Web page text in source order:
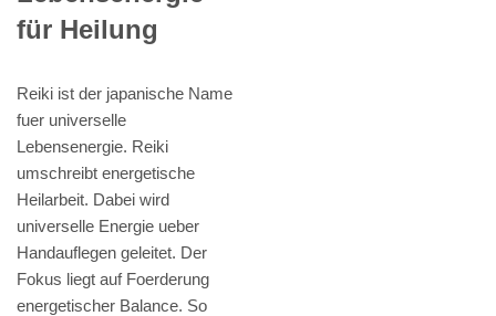
für Heilung
Reiki ist der japanische Name
fuer universelle
Lebensenergie. Reiki
umschreibt energetische
Heilarbeit. Dabei wird
universelle Energie ueber
Handauflegen geleitet. Der
Fokus liegt auf Foerderung
energetischer Balance. So